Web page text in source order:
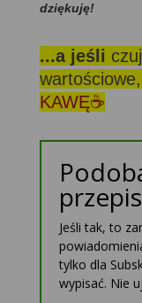
dziękuję!
...a jeśli
KAWĘ☕
Jeśli tak, to
tylko dla
wypisać. Nie